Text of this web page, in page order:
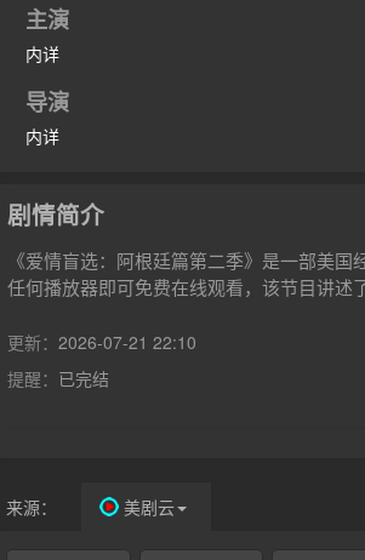
主演
内详
导演
内详
剧情简介
《爱情盲选：阿根廷篇第二季》是一部美国
任何播放器即可免费在线观看，该节目讲述
更新： 2026-07-21 22:10
提醒： 已完结
来源： 美剧云